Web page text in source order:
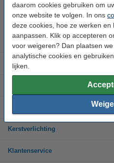
daarom cookies gebruiken om
onze website te volgen. In ons
deze cookies, hoe ze werken
aanpassen. Klik op accepteren
voor weigeren? Dan plaatsen
analytische cookies en
lijken.
Hulp nodig? Bel
Op werkdagen
Led-lampen
Binnenverlichting
Kerstverlichting
Klantenservice